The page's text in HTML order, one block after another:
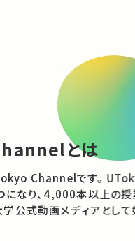
とは
です。 UTokyo OCW
になり、4,000本以上の
公式動画メディアとして